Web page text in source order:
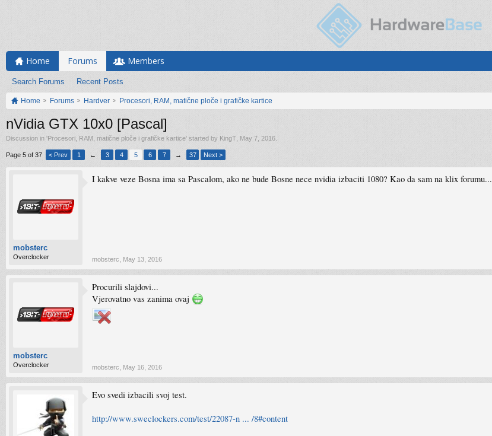
Home Forums
Search Forums Recent Posts
Members
Home Forums Hardver Procesori, RAM, matične ploče i grafičke kartice
nVidia GTX 10x0 [Pascal]
Discussion in 'Procesori, RAM, matične ploče i grafičke kartice' started by KingT May 7, 2016
Page 5 of 37 < Prev 1 ← 3 4 5 6 7 → 37 Next >
mobsterc
Overclocker
I kakve veze Bosna ima sa Pascalom, ako ne bude Bosne nece nvidia izbaciti 1080? Kao da sam na klix forumu...
mobsterc May 13, 2016
mobsterc
Overclocker
Procurili slajdovi...
Vjerovatno vas zanima ovaj
mobsterc May 16, 2016
Evo svedi izbacili svoj test.
http://www.sweclockers.com/test/22087-n ... /8#content